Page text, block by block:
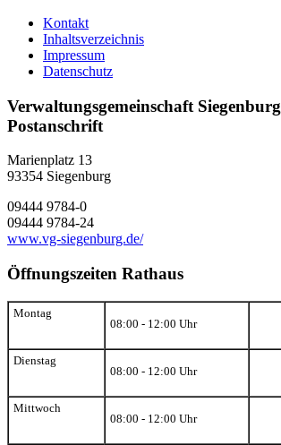
Kontakt
Inhaltsverzeichnis
Impressum
Datenschutz
Verwaltungsgemeinschaft Siegenburg
Postanschrift
Marienplatz 13
93354 Siegenburg
09444 9784-0
09444 9784-24
www.vg-siegenburg.de/
Öffnungszeiten Rathaus
Montag
08:00 - 12:00 Uhr
Dienstag
08:00 - 12:00 Uhr
Mittwoch
08:00 - 12:00 Uhr